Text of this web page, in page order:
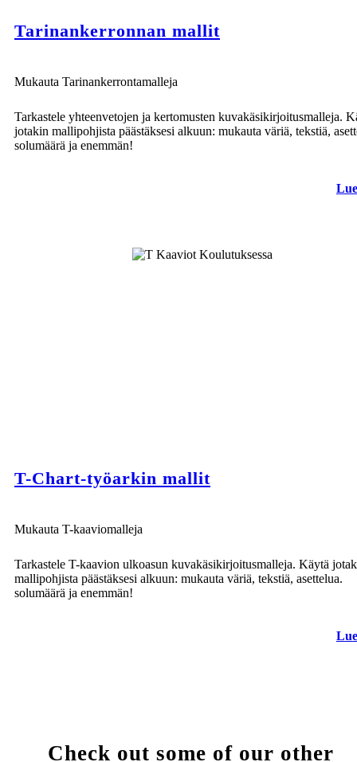
Tarinankerronnan mallit
Mukauta Tarinankerrontamalleja
Tarkastele yhteenvetojen ja kertomusten kuvakäsikirjoitusmalleja.
jotakin mallipohjista päästäksesi alkuun: mukauta väriä, tekstiä,
solumäärä ja enemmän!
T-Chart-työarkin mallit
Mukauta T-kaaviomalleja
Tarkastele T-kaavion ulkoasun kuvakäsikirjoitusmalleja. Käytä
mallipohjista päästäksesi alkuun: mukauta väriä, tekstiä, asettelua.
solumäärä ja enemmän!
Check out some of our other